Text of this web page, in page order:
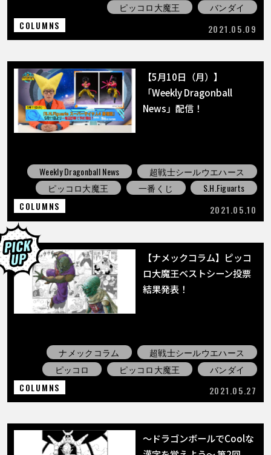
LANGUAGE
JP
EN FR DE ES
ピッコロ大魔王
バンダイ
COLUMNS
2021.05.09
【5月10日（月）】
「Weekly Dragonball
News」配信！
Weekly Dragonball News
超戦士シールウエハース
ピッコロ大魔王
一番くじ
S.H.Figuarts
COLUMNS
2021.05.10
【ナメックコラム】ピッコ
ロ大魔王ベストシーン投票
結果発表！
ナメックコラム
超戦士シールウエハース
ピッコロ
ピッコロ大魔王
バンダイ
COLUMNS
2021.05.27
〜ドラゴンボールでCoolな